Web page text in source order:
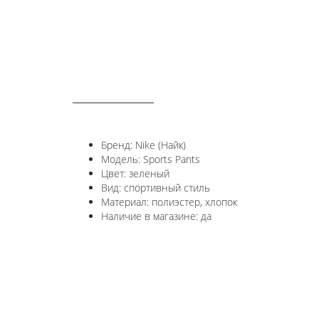
Бренд: Nike (Найк)
Модель: Sports Pants
Цвет: зеленый
Вид: спортивный стиль
Материал: полиэстер, хлопок
Наличие в магазине: да